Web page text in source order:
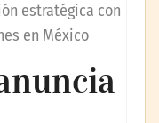
estratégica con
en México